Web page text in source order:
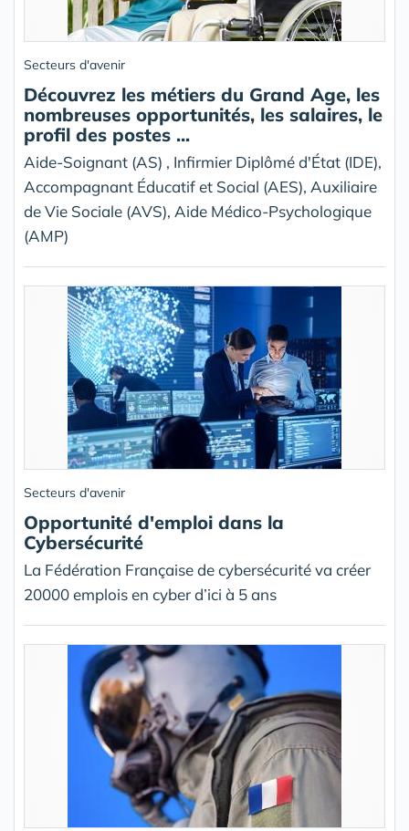
Secteurs d'avenir
Découvrez les métiers du Grand Age, les
nombreuses opportunités, les salaires, le
profil des postes ...
Aide-Soignant (AS) , Infirmier Diplômé d'État (IDE),
Accompagnant Éducatif et Social (AES), Auxiliaire
de Vie Sociale (AVS), Aide Médico-Psychologique
(AMP)
Secteurs d'avenir
Opportunité d'emploi dans la
Cybersécurité
La Fédération Française de cybersécurité va créer
20000 emplois en cyber d’ici à 5 ans